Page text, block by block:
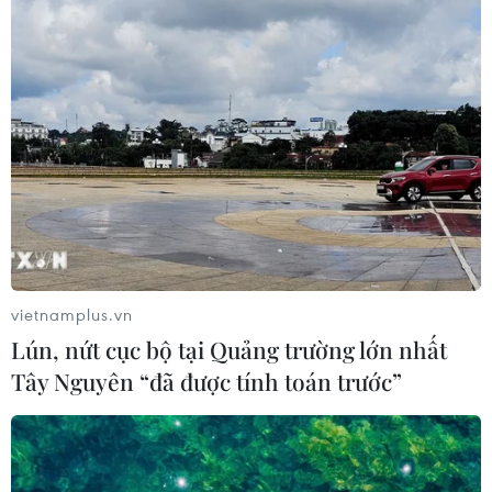
07/08/2026 10:19
Lào Cai: Đứt gãy 30m đường
tỉnh 161 sau mưa lớn, giao thông bị
chia cắt
07/08/2026 10:08
Đã xác định phương tiện khiến hàng
loạt ôtô thủng lốp trên cao tốc Bắc-
Nam
bị cháy nhà tại xóm Chăm La Ma
07/08/2026 09:52
vietnamplus.vn
Lún, nứt cục bộ tại Quảng trường lớn nhất
Tây Nguyên “đã được tính toán trước”